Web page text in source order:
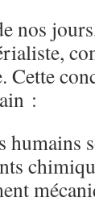
nos
Cette
:
humains